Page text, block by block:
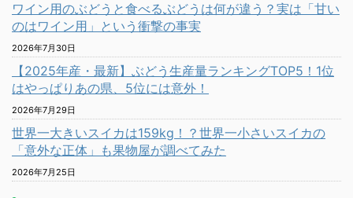
ワイン用のぶどうと食べるぶどうは何が違う？実は「甘い
のはワイン用」という衝撃の事実
2026年7月30日
【2025年産・最新】ぶどう生産量ランキングTOP5！1位
はやっぱりあの県、5位には意外！
2026年7月29日
世界一大きいスイカは159kg！？世界一小さいスイカの
「意外な正体」も果物屋が調べてみた
2026年7月25日